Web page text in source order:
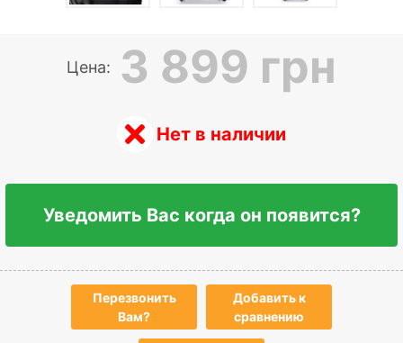
Цена: 3 899 грн
Нет в наличии
Уведомить Вас когда он появится?
Перезвонить
Вам?
Добавить к
сравнению